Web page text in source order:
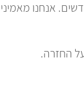
אנחנו
החזרה.